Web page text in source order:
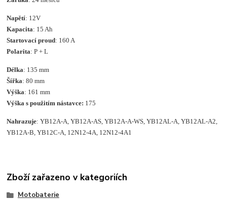
Napětí: 12V
Kapacita: 15 Ah
Startovací proud: 160 A
Polarita: P + L
Délka: 135 mm
Šířka: 80 mm
Výška: 161 mm
Výška s použitím nástavce: 175
Nahrazuje: YB12A-A, YB12A-AS, YB12A-A-WS, YB12AL-A, YB12AL-A2,
YB12A-B, YB12C-A, 12N12-4A, 12N12-4A1
Zboží zařazeno v kategoriích
Motobaterie